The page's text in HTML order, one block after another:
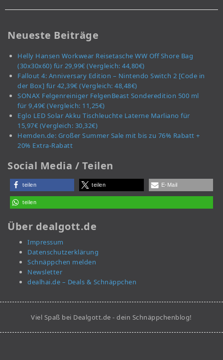
Neueste Beiträge
Helly Hansen Workwear Reisetasche WW Off Shore Bag
(30x30x60) für 29,99€ (Vergleich: 44,80€)
Fallout 4: Anniversary Edition – Nintendo Switch 2 [Code in
der Box] für 42,39€ (Vergleich: 48,48€)
SONAX Felgenreiniger FelgenBeast Sonderedition 500 ml
für 9,49€ (Vergleich: 11,25€)
Eglo LED Solar Akku Tischleuchte Laterne Marliano für
15,97€ (Vergleich: 30,32€)
Hemden.de: Großer Summer Sale mit bis zu 76% Rabatt +
20% Extra-Rabatt
Social Media / Teilen
teilen teilen E-Mail
teilen
Über dealgott.de
Impressum
Datenschutzerklärung
Schnäppchen melden
Newsletter
dealhai.de – Deals & Schnäppchen
Viel Spaß bei Dealgott.de - dein Schnäppchenblog!